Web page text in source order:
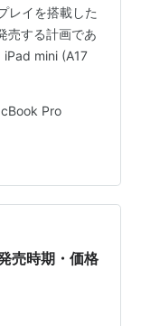
レイを搭載した
売する計画であ
iPad mini (A17
Pro
売時期・価格